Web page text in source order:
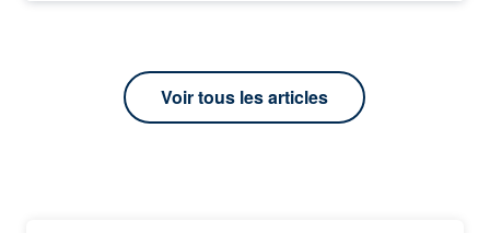
Voir tous les articles